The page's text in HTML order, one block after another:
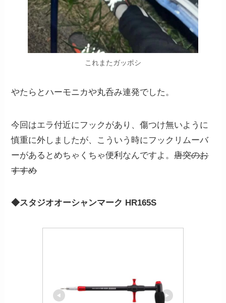
これまたガッポシ
やたらとハーモニカや丸呑み連発でした。
今回はエラ付近にフックがあり、傷つけ無いように
慎重に外しましたが、こういう時にフックリムーバ
ーがあるとめちゃくちゃ便利なんですよ。唐突のお
すすめ
◆スタジオオーシャンマーク HR165S